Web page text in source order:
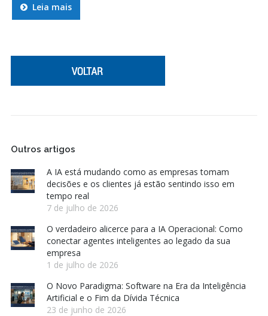
Leia mais
Outros artigos
A IA está mudando como as empresas tomam
decisões e os clientes já estão sentindo isso em
tempo real
7 de julho de 2026
O verdadeiro alicerce para a IA Operacional: Como
conectar agentes inteligentes ao legado da sua
empresa
1 de julho de 2026
O Novo Paradigma: Software na Era da Inteligência
Artificial e o Fim da Dívida Técnica
23 de junho de 2026